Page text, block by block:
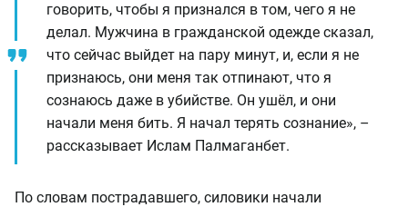
говорить, чтобы я признался в том, чего я не
делал. Мужчина в гражданской одежде сказал,
что сейчас выйдет на пару минут, и, если я не
признаюсь, они меня так отпинают, что я
сознаюсь даже в убийстве. Он ушёл, и они
начали меня бить. Я начал терять сознание», –
рассказывает Ислам Палмаганбет.
По словам пострадавшего, силовики начали